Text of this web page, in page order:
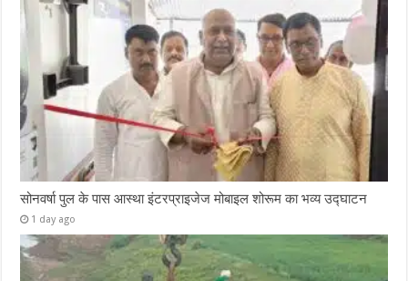
सोनवर्षा पुल के पास आस्था इंटरप्राइजेज मोबाइल शोरूम का भव्य उद्घाटन
1 day ago